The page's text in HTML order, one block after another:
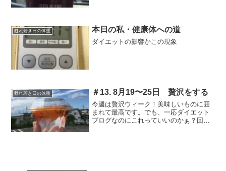
甦れ若き日の体重 本日の私・健康体への道
ダイエットの影響かこの現象
甦れ若き日の体重 ＃13. 8月19〜25日 贅沢をする
今週は贅沢ウィーク！美味しいものに囲
まれて最高です。でも、一応ダイエット
ブログなのにこれっていいのかぁ？回答